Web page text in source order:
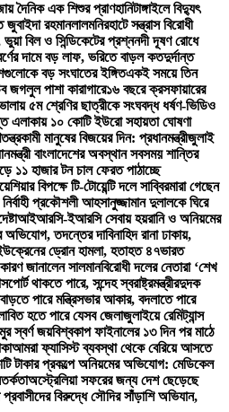
দৈনিক এক শিশুর প্রাণহানিটাঙ্গাইলে বিদ্যুৎ
জুবাইদা রহমানলালমনিরহাটে সন্ত্রাস বিরোধী
বিল ও সিন্ডিকেটের প্রশ্ননদী দূষণ রোধে
দামে বড় লাফ, ভরিতে বাড়ল কতদুর্দান্ত
বড় সংঘাতের ইঙ্গিতএকই সময়ে তিন
জগলুল পাশা কারাগারে১৬ বছরে ক্রসফায়ারের
৫ম শ্রেণির ছাত্রীকে সংঘবদ্ধ ধর্ষণ-ভিডিও
এলাকায় ১০ কোটি ইউরো সহায়তা ঘোষণা
মানুষের বিজয়ের দিন: প্রধানমন্ত্রীজুলাই
বাংলাদেশের অবস্থান সবসময় শান্তির
১১ হাজার টন চাল ফেরত পাঠাচ্ছে
বিপক্ষে টি-টোয়েন্টি দলে সাব্বিরমারা গেছেন
প্রকৌশলী আহসানুজ্জামান দুলালকে ঘিরে
আইআরসি-ইআরসি সেবায় হয়রানি ও অনিয়মের
অভিযোগ, তদন্তের দাবিনাহিদ রানা ঢাকায়,
ড্রোন হামলা, হতাহত ৪৭ভারত
জানালেন সালমানবিরোধী দলের নেতারা ‘শেখ
থাকতে পারে, সন্দেহ স্বরাষ্ট্রমন্ত্রীরদুদক
বাড়তে পারে মন্ত্রিসভার আকার, বদলাতে পারে
হতে পারে যেসব জেলাজুলাইয়ে রেমিট্যান্স
স্বর্ণ জয়বিশ্বকাপ ফাইনালের ১৩ দিন পর মাঠে
আমরা ফ্যাসিস্ট ব্যবস্থা থেকে বেরিয়ে আসতে
টাকার প্রকল্পে অনিয়মের অভিযোগ: মেডিকেল
অস্ট্রেলিয়া সফরের জন্য দেশ ছেড়েছে
বিরুদ্ধে সৌদির সাঁড়াশি অভিযান,